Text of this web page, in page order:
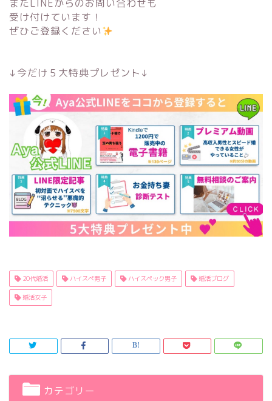
またLINEからのお問い合わせも
受け付けています！
ぜひご登録ください
↓今だけ５大特典プレゼント↓
20代婚活 ハイスぺ男子 ハイスペック男子 婚活ブログ
婚活女子
カテゴリー